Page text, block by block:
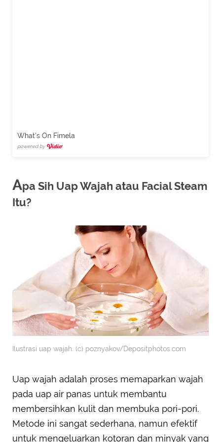
What's On Fimela
powered by
Apa Sih Uap Wajah atau Facial Steam
Itu?
Ilustrasi uap wajah. (c) poznyakov/Depositphotos.com
Uap wajah adalah proses memaparkan wajah
pada uap air panas untuk membantu
membersihkan kulit dan membuka pori-pori.
Metode ini sangat sederhana, namun efektif
untuk mengeluarkan kotoran dan minyak yang